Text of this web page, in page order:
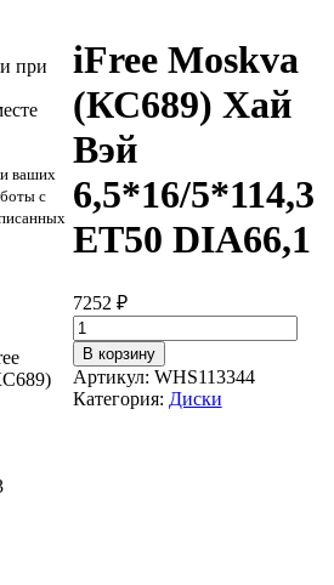
iFree Moskva
(КС689) Хай
Вэй
6,5*16/5*114,3
ET50 DIA66,1
7252 ₽
Количество
товара
iFree
Moskva
(КС689)
В корзину
Артикул: WHS113344
Категория: Диски
при
ваших
с